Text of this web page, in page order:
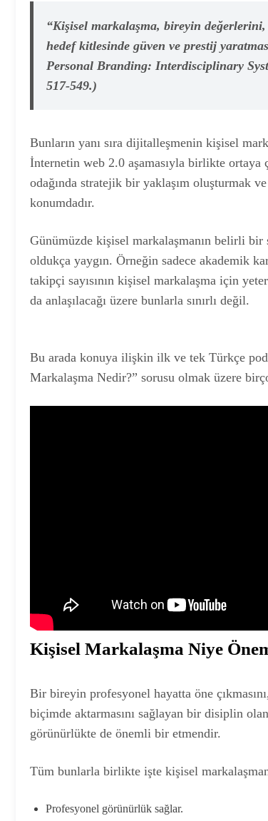
“Kişisel markalaşma, bireyin
hedef kitlesinde güven ve prestij
Personal Branding: Interdisciplinary
517-549.)
Bunların yanı sıra dijitalleşmenin kişisel
İnternetin web 2.0 aşamasıyla birlikte
odağında stratejik bir yaklaşım oluşturmak
konumdadır.
Günümüzde kişisel markalaşmanın belirli bir
oldukça yaygın. Örneğin sadece akademik
takipçi sayısının kişisel markalaşma için
da anlaşılacağı üzere bunlarla sınırlı değil.
Bu arada konuya ilişkin ilk ve tek Türkçe
Markalaşma Nedir?” sorusu olmak üzere
Kişisel Markalaşma Niye
Bir bireyin profesyonel hayatta öne
biçimde aktarmasını sağlayan bir disiplin
görünürlükte de önemli bir etmendir.
Tüm bunlarla birlikte işte kişisel
Profesyonel görünürlük sağlar.